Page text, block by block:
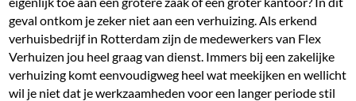
geval ontkom je zeker niet aan een verhuizing. Als erkend
verhuisbedrijf in Rotterdam zijn de medewerkers van Flex
Verhuizen jou heel graag van dienst. Immers bij een zakelijke
verhuizing komt eenvoudigweg heel wat meekijken en wellicht
wil je niet dat je werkzaamheden voor een langer periode stil